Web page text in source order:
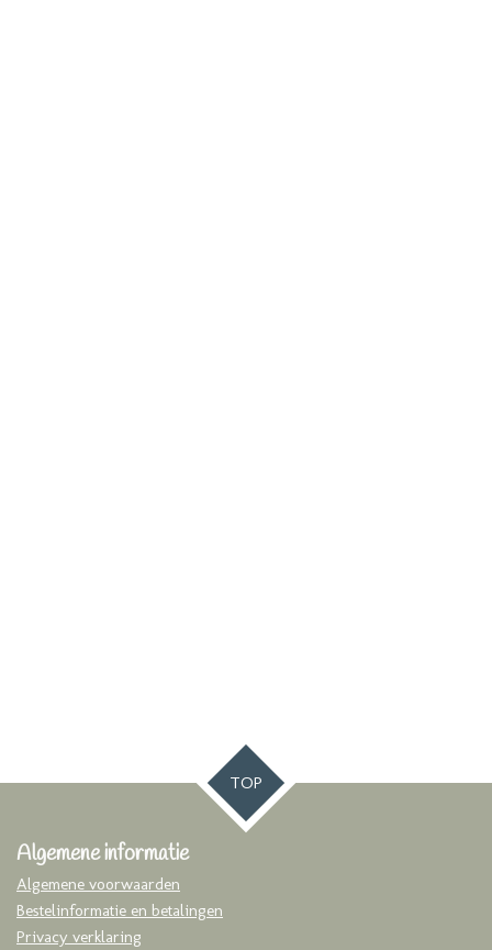
TOP
Algemene informatie
Algemene voorwaarden
Bestelinformatie en betalingen
Privacy verklaring